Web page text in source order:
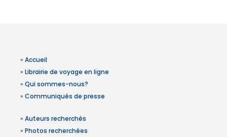
» Accueil
» Librairie de voyage en ligne
» Qui sommes-nous?
» Communiqués de presse
» Auteurs recherchés
» Photos recherchées